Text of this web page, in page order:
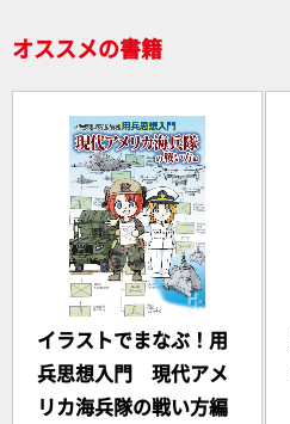
オススメの書籍
イラストでまなぶ！用
兵思想入門 現代アメ
リカ海兵隊の戦い方編